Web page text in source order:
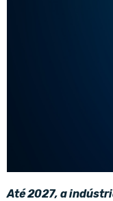
Até 2027, a